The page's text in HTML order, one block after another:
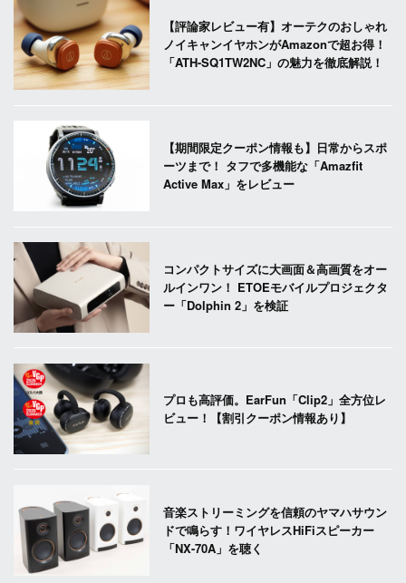
【評論家レビュー有】オーテクのおしゃれ
ノイキャンイヤホンがAmazonで超お得！
「ATH-SQ1TW2NC」の魅力を徹底解説！
【期間限定クーポン情報も】日常からスポ
ーツまで！ タフで多機能な「Amazfit
Active Max」をレビュー
コンパクトサイズに大画面＆高画質をオー
ルインワン！ ETOEモバイルプロジェクタ
ー「Dolphin 2」を検証
プロも高評価。EarFun「Clip2」全方位レ
ビュー！【割引クーポン情報あり】
音楽ストリーミングを信頼のヤマハサウン
ドで鳴らす！ワイヤレスHiFiスピーカー
「NX-70A」を聴く